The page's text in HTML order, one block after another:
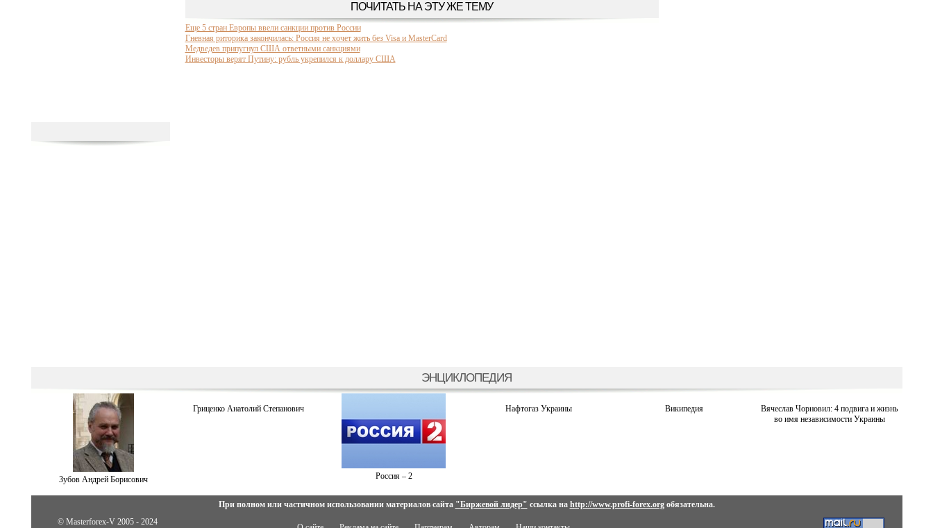
ПОЧИТАТЬ НА ЭТУ ЖЕ ТЕМУ
Еще 5 стран Европы ввели санкции против России
Гневная риторика закончилась: Россия не хочет жить без Visa и MasterCard
Медведев припугнул США ответными санкциями
Инвесторы верят Путину: рубль укрепился к доллару США
ЭНЦИКЛОПЕДИЯ
Зубов Андрей Борисович
Гриценко Анатолий Степанович
Россия – 2
Нафтогаз Украины Википедия
Вячеслав Чорновил: 4 подвига и жизнь
во имя независимости Украины
При полном или частичном использовании материалов сайта "Биржевой лидер" ссылка на http://www.profi-forex.orgобязательна.
© Masterforex-V 2005 - 2024